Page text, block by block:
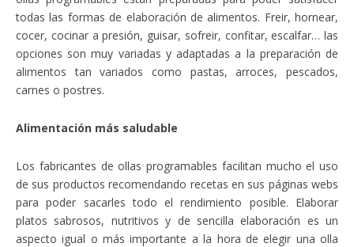
todas las formas de elaboración de alimentos. Freir, hornear,
cocer, cocinar a presión, guisar, sofreir, confitar, escalfar… las
opciones son muy variadas y adaptadas a la preparación de
alimentos tan variados como pastas, arroces, pescados,
carnes o postres.
Alimentación más saludable
Los fabricantes de ollas programables facilitan mucho el uso
de sus productos recomendando recetas en sus páginas webs
para poder sacarles todo el rendimiento posible. Elaborar
platos sabrosos, nutritivos y de sencilla elaboración es un
aspecto igual o más importante a la hora de elegir una olla